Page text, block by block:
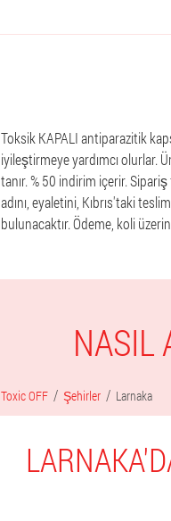
Toksik KAPALI antiparazitik
iyileştirmeye yardımcı olurlar.
tanır. % 50 indirim içerir.
adını, eyaletini, Kıbrıs'taki
bulunacaktır. Ödeme, koli
NASIL
Toxic OFF Şehirler Larnaka